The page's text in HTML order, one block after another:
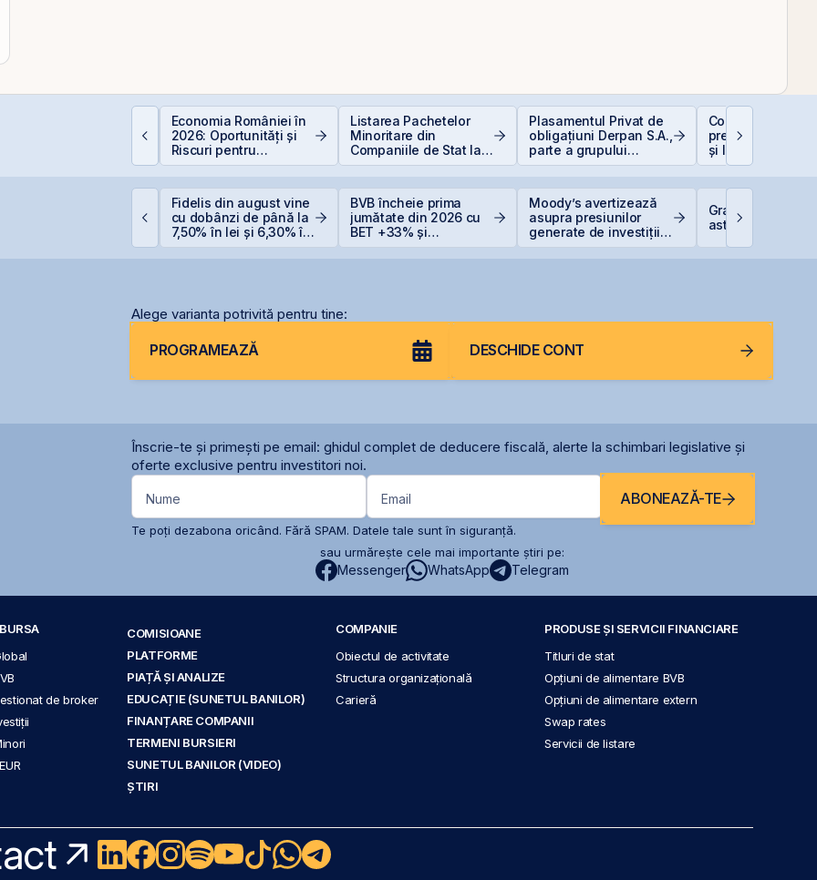
Economia României în
2026: Oportunități și
Riscuri pentru
Investitori
Listarea Pachetelor
Minoritare din
Companiile de Stat la
BVB – Soluție pentru
Plasamentul Privat de
obligațiuni Derpan S.A.,
parte a grupului
Golden Foods Snacks,
Contakt
pregătirea pentru
și listarea pe
AeRO a BVB
Fidelis din august vine
cu dobânzi de până la
7,50% în lei și 6,30% în
BVB încheie prima
jumătate din 2026 cu
BET +33% și
Moody’s avertizează
asupra presiunilor
generate de investițiile
Graffiti Plus
astăzi pe piața
Alege varianta potrivită pentru tine:
PROGRAMEAZĂ DESCHIDE CONT
Înscrie-te și primești pe email: ghidul complet de deducere fiscală, alerte la schimbari legislative și
oferte exclusive pentru investitori noi.
Nume Email ABONEAZĂ-TE
Te poți dezabona oricând. Fără SPAM. Datele tale sunt în siguranță.
sau urmărește cele mai importante știri pe:
Messenger WhatsApp Telegram
de broker
COMISIOANE
PLATFORME
PIAȚĂ ȘI ANALIZE
EDUCAȚIE (SUNETUL BANILOR)
FINANȚARE COMPANII
TERMENI BURSIERI
SUNETUL BANILOR (VIDEO)
ȘTIRI
COMPANIE
Obiectul de activitate
Structura organizațională
Carieră
PRODUSE ȘI SERVICII FINANCIARE
Titluri de stat
Opțiuni de alimentare BVB
Opțiuni de alimentare extern
Swap rates
Servicii de listare